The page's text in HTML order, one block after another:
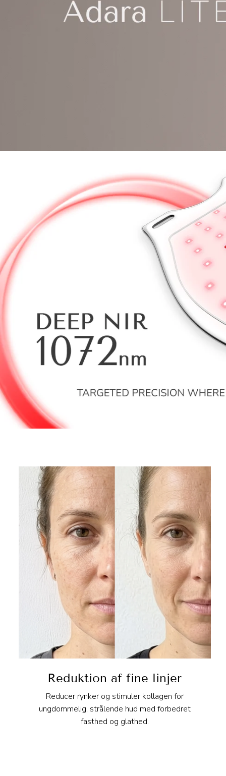
Reduktion af fine linjer
Reducer rynker og stimuler kollagen for
ungdommelig, strålende hud med forbedret
fasthed og glathed.